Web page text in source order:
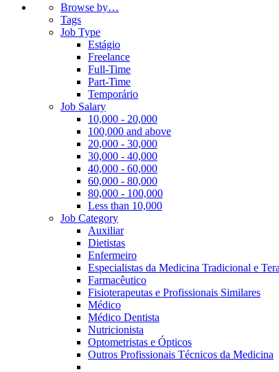
Browse by…
Tags
Job Type
Estágio
Freelance
Full-Time
Part-Time
Temporário
Job Salary
10,000 - 20,000
100,000 and above
20,000 - 30,000
30,000 - 40,000
40,000 - 60,000
60,000 - 80,000
80,000 - 100,000
Less than 10,000
Job Category
Auxiliar
Dietistas
Enfermeiro
Especialistas da Medicina Tradicional e
Farmacêutico
Fisioterapeutas e Profissionais Similares
Médico
Médico Dentista
Nutricionista
Optometristas e Ópticos
Outros Profissionais Técnicos da Medicina